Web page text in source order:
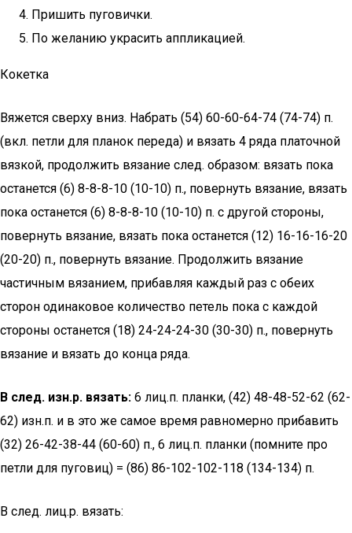
Пришить пуговички.
По желанию украсить аппликацией.
Кокетка
Вяжется сверху вниз. Набрать (54) 60-60-64-74 (74-74) п.
(вкл. петли для планок переда) и вязать 4 ряда платочной
вязкой, продолжить вязание след. образом: вязать пока
останется (6) 8-8-8-10 (10-10) п., повернуть вязание, вязать
пока останется (6) 8-8-8-10 (10-10) п. с другой стороны,
повернуть вязание, вязать пока останется (12) 16-16-16-20
(20-20) п., повернуть вязание. Продолжить вязание
частичным вязанием, прибавляя каждый раз с обеих
сторон одинаковое количество петель пока с каждой
стороны останется (18) 24-24-24-30 (30-30) п., повернуть
вязание и вязать до конца ряда.
В след. изн.р. вязать: 6 лиц.п. планки, (42) 48-48-52-62 (62-
62) изн.п. и в это же самое время равномерно прибавить
(32) 26-42-38-44 (60-60) п., 6 лиц.п. планки (помните про
петли для пуговиц) = (86) 86-102-102-118 (134-134) п.
В след. лиц.р. вязать: